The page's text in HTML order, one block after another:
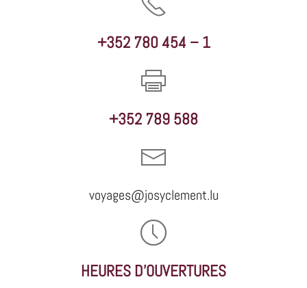
+352 780 454 – 1
+352 789 588
voyages@josyclement.lu
HEURES D'OUVERTURES